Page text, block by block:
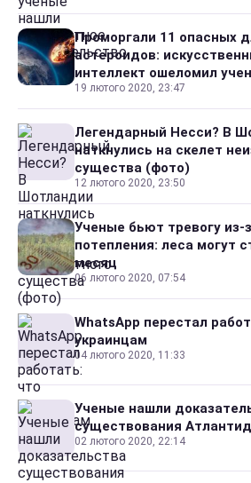
Проморгали 11 опасных
астероидов:
интеллект ошеломил
19 лютого 2020, 23:47
Легендарный Несси? В
наткнулись на скелет
существа (фото)
12 лютого 2020, 23:50
Ученые бьют тревогу из-
потепления: леса могут
месяц
06 лютого 2020, 07:54
WhatsApp перестал
украинцам
04 лютого 2020, 11:33
Ученые нашли
существования
02 лютого 2020, 22:14